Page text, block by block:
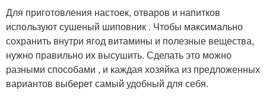
Для приготовления настоек, отваров и напитков
используют сушеный шиповник . Чтобы максимально
сохранить внутри ягод витамины и полезные вещества,
нужно правильно их высушить. Сделать это можно
разными способами , и каждая хозяйка из предложенных
вариантов выберет самый удобный для себя.